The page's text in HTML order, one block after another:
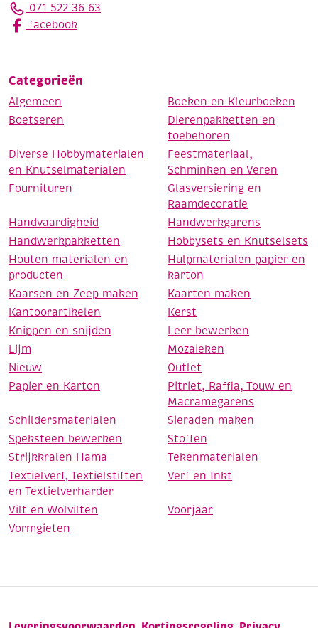
071 522 36 63
facebook
Categorieën
Algemeen
Boeken en Kleurboeken
Boetseren
Dierenpakketten en
toebehoren
Diverse Hobbymaterialen
en Knutselmaterialen
Feestmateriaal,
Schminken en Veren
Fournituren
Glasversiering en
Raamdecoratie
Handvaardigheid
Handwerkgarens
Handwerkpakketten
Hobbysets en Knutselsets
Houten materialen en
producten
Hulpmaterialen papier en
karton
Kaarsen en Zeep maken
Kaarten maken
Kantoorartikelen
Kerst
Knippen en snijden
Leer bewerken
Lijm
Mozaieken
Nieuw
Outlet
Papier en Karton
Pitriet, Raffia, Touw en
Macramegarens
Schildersmaterialen
Sieraden maken
Speksteen bewerken
Stoffen
Strijkkralen Hama
Tekenmaterialen
Textielverf, Textielstiften
en Textielverharder
Verf en Inkt
Vilt en Wolvilten
Voorjaar
Vormgieten